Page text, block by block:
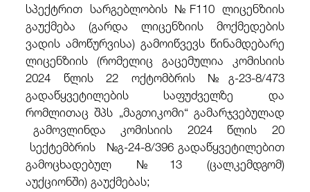
სპექტრით სარგებლობის №F110 ლიცენზიის
გაუქმება (გარდა ლიცენზიის მოქმედების
ვადის ამოწურვისა) გამოიწვევს წინამდებარე
ლიცენზიის (რომელიც გაცემულია კომისიის
2024 წლის 22 ოქტომბრის №გ-23-8/473
გადაწყვეტილების საფუძველზე და
რომლითაც შპს „მაგთიკომი“ გამარჯვებულად
გამოვლინდა კომისიის 2024 წლის 20
სექტემბრის №გ-24-8/396 გადაწყვეტილებით
გამოცხადებულ №13 (ცალკემდგომ)
აუქციონში) გაუქმებას;